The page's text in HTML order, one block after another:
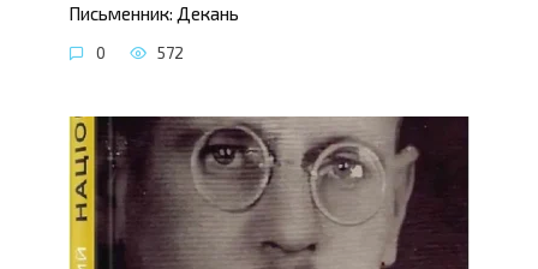
Письменник: Декань
0 572